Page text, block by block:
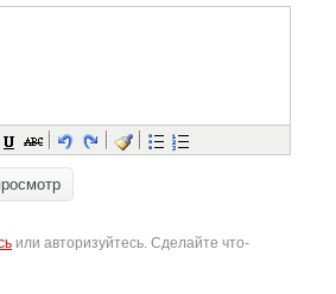
или авторизуйтесь. Сделайте что-